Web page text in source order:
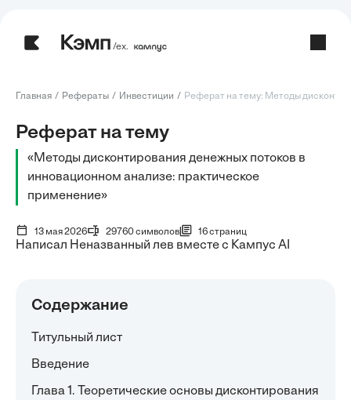
/ех.
Главная Рефераты Инвестиции Реферат на тему: Методы
Реферат на тему
«Методы дисконтирования денежных потоков в
инновационном анализе: практическое
применение»
13 мая 2026 29760 символов 16 страниц
Написал Неназванный лев вместе с Кампус AI
Содержание
Титульный лист
Введение
Глава 1. Теоретические основы дисконтирования